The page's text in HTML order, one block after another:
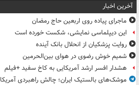
آخرین اخبار
ماجرای پیاده روی اربعین حاج رمضان
این دیپلماسی نمایشی، شکست خورده است
روایت پزشکیان از انحلال بانک آینده
شمیم خوش رضوی در هوای بین‌الحرمین
هشدار افسر ارشد آمریکایی به کاخ سفید +فیلم
موشک‌های بالستیک ایران؛ چالش راهبردی آمریکا